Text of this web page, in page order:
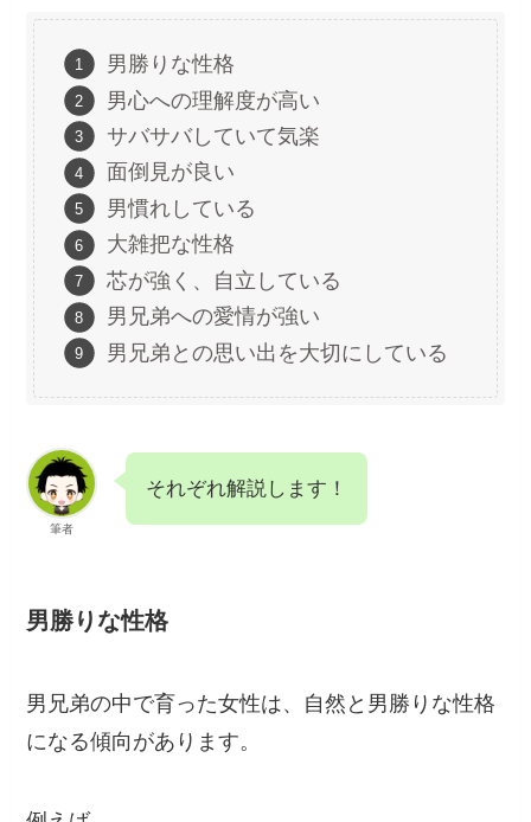
男勝りな性格
男心への理解度が高い
サバサバしていて気楽
面倒見が良い
男慣れしている
大雑把な性格
芯が強く、自立している
男兄弟への愛情が強い
男兄弟との思い出を大切にしている
筆者
それぞれ解説します！
男勝りな性格
男兄弟の中で育った女性は、自然と男勝りな性格
になる傾向があります。